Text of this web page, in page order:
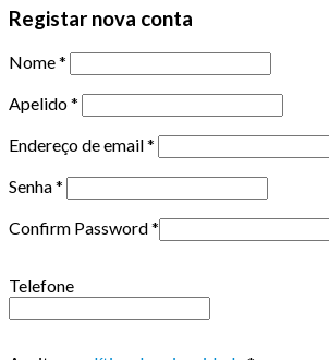
Registar nova conta
Nome*
Apelido*
Endereço de email*
Senha*
Confirm Password*
Telefone